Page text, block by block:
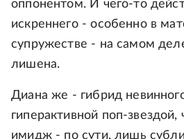
оппонентом. И чего-то
искреннего - особенно в
супружестве - на самом
лишена.
Диана же - гибрид
гиперактивной поп-
имидж - по сути, лишь